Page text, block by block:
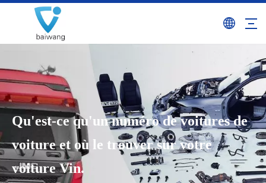
Qu'est-ce qu'un numéro de voitures de
voiture et où le trouver sur votre
voiture Vin.